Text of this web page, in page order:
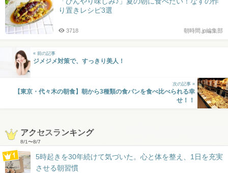
り置きレシピ3選
朝時間.jp編集部
3718
« 前の記事
ジメジメ対策で、すっきり美人！
次の記事 »
【東京・代々木の朝食】朝から3種類の食パンを食べ比べられる幸
せ！！
アクセスランキング
8/1〜8/7
5時起きを30年続けて気づいた。心と体を整え、1日を充実
させる朝習慣